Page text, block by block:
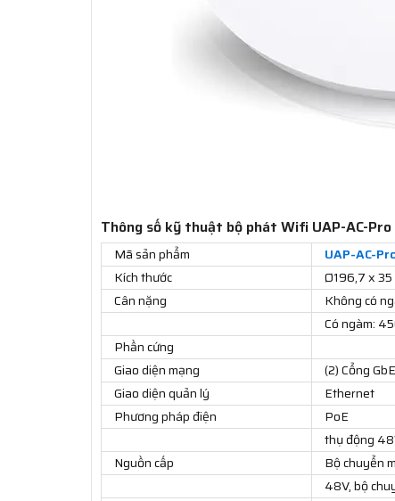
Thông số kỹ thuật bộ phát Wifi UAP-AC-Pro
Mã sản phẩm
UAP-AC-
Kích thước
Ø196,7 x 35
Cân nặng
Không có
Có ngàm:
Phần cứng
Giao diện mạng
(2) Cổng
Giao diện quản lý
Ethernet
Phương pháp điện
PoE
thụ động
Nguồn cấp
Bộ chuyển
48V, bộ